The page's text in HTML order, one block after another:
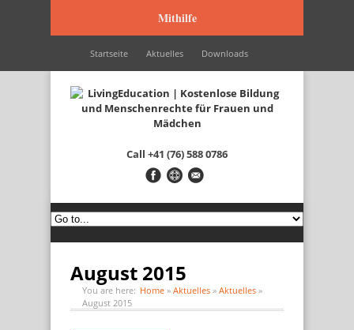
Mithilfe
Startseite Aktuelles Downloads
Wir werden unterstützt durch… Kontakt Italiano
Français English
Call +41 (76) 588 0786
August 2015
You are here: Home » Aktuelles » Aktuelles »
August 2015